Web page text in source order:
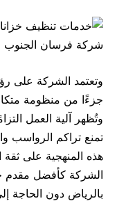
وتعتمد الشركة على
جزءًا من منظومة
وتُظهر آلية العمل التزامًا
تمنع تراكم الرواسب
هذه المنهجية على ثقة
الشركة كأفضل مقدم
بالرياض دون الحاجة إلى